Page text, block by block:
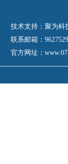
技术支持： 聚为科
联系邮箱：
官方网址：